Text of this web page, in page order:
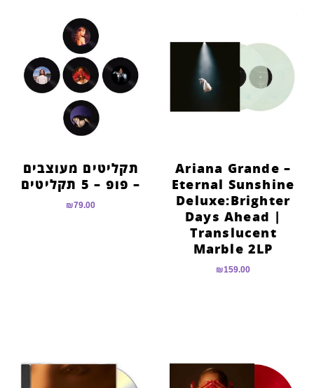
Ariana Grande –
Eternal Sunshine
Deluxe:Brighter
Days Ahead |
Translucent
Marble 2LP
₪159.00
תקליטים מעוצבים
– פופ – 5 תקליטים
₪79.00